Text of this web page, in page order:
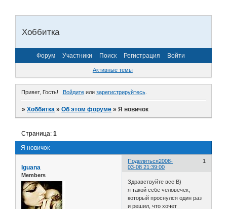
Хоббитка
Форум Участники Поиск Регистрация Войти
Активные темы
Привет, Гость! Войдитеили зарегистрируйтесь.
»Хоббитка »Об этом форуме »Я новичок
Я новичок
Страница:1
Поделиться 1
2008-
03-08 21:39:00
Iguana
Members
Здравствуйте все B)
я такой себе человечек,
который проснулся один раз
и решил, что хочет